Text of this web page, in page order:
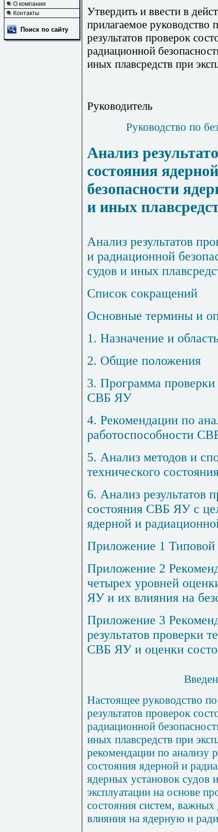
О компании
Контакты
Поиск по сайту
Утвердить и ввести в
прилагаемое руководство
результатов проверок
радиационной
иных плавсредств при
Руководитель
Руководство по
Анализ
состояния
безопасности
и иных
Анализ результатов
и радиационной
судов и иных
Список сокращений
Основные термины и
1. Назначение и
2. Общие положения
3. Программа проверки
СВБ ЯУ
4. Рекомендации по
работоспособности
5. Анализ методов и
технического
6. Анализ результатов
состояния СВБ ЯУ с
ядерной и
Приложение 1
Приложение 2
четырех уровней
ЯУ и их влияния на
Приложение 3
результатов проверки
СВБ ЯУ и оценки
Настоящее руководство
результатов проверок
радиационной
иных плавсредств при
рекомендации по анализу
состояния ядерной и
ядерных установок судов
эксплуатации на основе
состояния систем, важных
влияния на ядерную и